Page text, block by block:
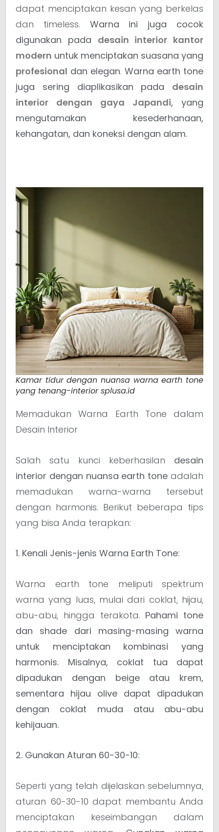
dapat menciptakan kesan yang berkelas
dan timeless. Warna ini juga cocok
digunakan pada desain interior kantor
modern untuk menciptakan suasana yang
profesional dan elegan. Warna earth tone
juga sering diaplikasikan pada desain
interior dengan gaya Japandi, yang
mengutamakan kesederhanaan,
kehangatan, dan koneksi dengan alam.
Kamar tidur dengan nuansa warna earth tone
yang tenang-interior splusa.id
Memadukan Warna Earth Tone dalam
Desain Interior
Salah satu kunci keberhasilan desain
interior dengan nuansa earth tone adalah
memadukan warna-warna tersebut
dengan harmonis. Berikut beberapa tips
yang bisa Anda terapkan:
1. Kenali Jenis-jenis Warna Earth Tone:
Warna earth tone meliputi spektrum
warna yang luas, mulai dari coklat, hijau,
abu-abu, hingga terakota. Pahami tone
dan shade dari masing-masing warna
untuk menciptakan kombinasi yang
harmonis.
Misalnya, coklat tua dapat
dipadukan dengan beige atau krem,
sementara hijau olive dapat dipadukan
dengan coklat muda atau abu-abu
kehijauan.
2. Gunakan Aturan 60-30-10:
Seperti yang telah dijelaskan sebelumnya,
aturan 60-30-10 dapat membantu Anda
menciptakan keseimbangan dalam